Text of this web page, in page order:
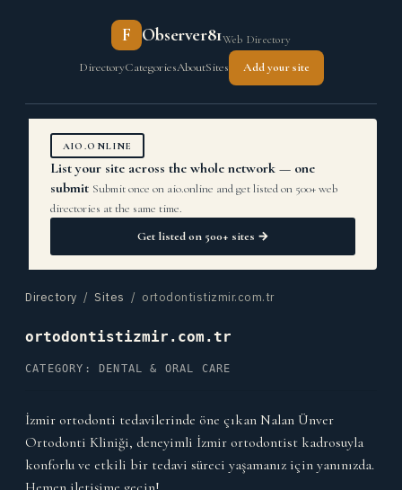
F Observer81Web Directory
DirectoryCategoriesAboutSites Add your site
AIO.ONLINE
List your site across the whole network — one
submit Submit once on aio.online and get listed on 500+ web
directories at the same time.
Get listed on 500+ sites →
Directory / Sites / ortodontistizmir.com.tr
ortodontistizmir.com.tr
CATEGORY: DENTAL & ORAL CARE
İzmir ortodonti tedavilerinde öne çıkan Nalan Ünver
Ortodonti Kliniği, deneyimli İzmir ortodontist kadrosuyla
konforlu ve etkili bir tedavi süreci yaşamanız için yanınızda.